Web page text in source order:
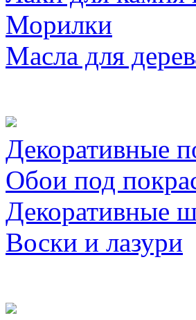
Морилки
Масла для
Декоративные
Обои под
Декоративные
Воски и лазури